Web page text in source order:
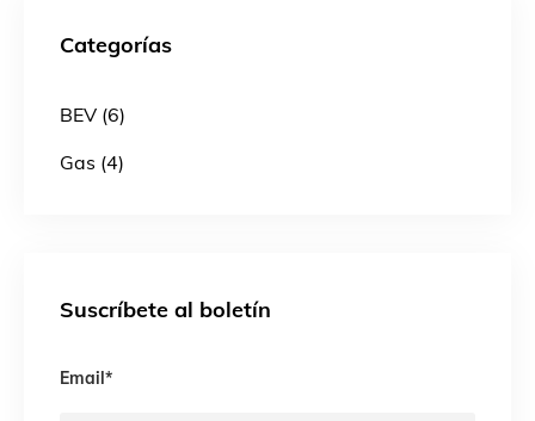
Categorías
BEV (6)
Gas (4)
Suscríbete al boletín
Email*